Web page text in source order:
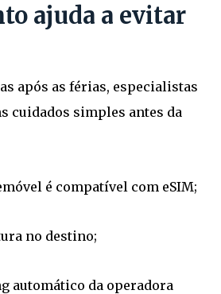
ajuda a evitar
após as férias, especialistas
cuidados simples antes da
é compatível com eSIM;
no destino;
automático da operadora